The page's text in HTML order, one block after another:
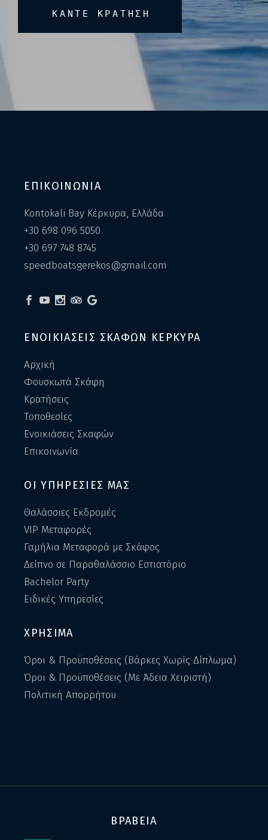
ΚΑΝΤΕ ΚΡΑΤΗΣΗ
ΕΠΙΚΟΙΝΩΝΙΑ
Kontokali Bay Κέρκυρα, Ελλάδα
+30 698 096 5050
+30 697 748 8745
speedboatsgerekos@gmail.com
ΕΝΟΙΚΙΑΣΕΙΣ ΣΚΑΦΩΝ ΚΕΡΚΥΡΑ
Αρχική
Φουσκωτά Σκάφη
Κρατήσεις
Τοποθεσίες
Ενοικιάσεις Σκαφών
Επικοινωνία
ΟΙ ΥΠΗΡΕΣΙΕΣ ΜΑΣ
Θαλάσσιες Εκδρομές
VIP Μεταφορές
Γαμήλια Μεταφορά με Σκάφος
Δείπνο σε Παραθαλάσσιο Εστιατόριο
Bachelor Party
Ειδικές Υπηρεσίες
ΧΡΗΣΙΜΑ
Όροι & Προϋποθέσεις (Βάρκες Χωρίς Δίπλωμα)
Όροι & Προϋποθέσεις (Με Άδεια Χειριστή)
Πολιτική Απορρήτου
ΒΡΑΒΕΙΑ